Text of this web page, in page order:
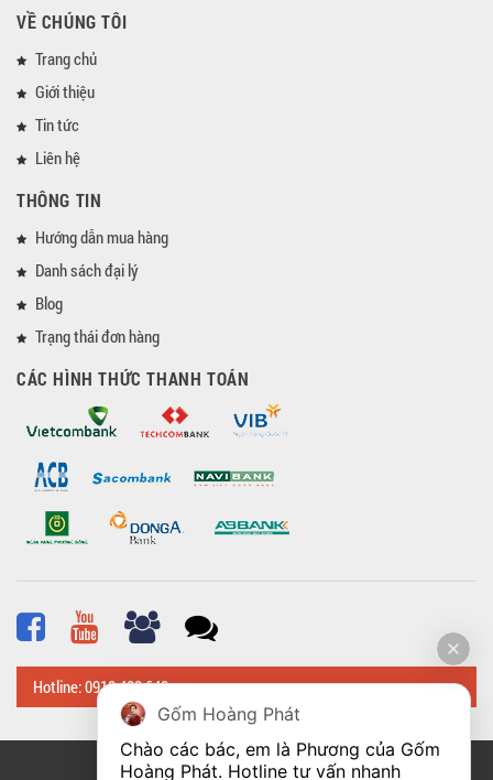
VỀ CHÚNG TÔI
Trang chủ
Giới thiệu
Tin tức
Liên hệ
THÔNG TIN
Hướng dẫn mua hàng
Danh sách đại lý
Blog
Trạng thái đơn hàng
CÁC HÌNH THỨC THANH TOÁN
Hotline: 0918 482 648
© Bản quyền thuộc vềHoangphatbattrang.vn
Gốm Hoàng Phát
Chào các bác, em là Phương của Gốm